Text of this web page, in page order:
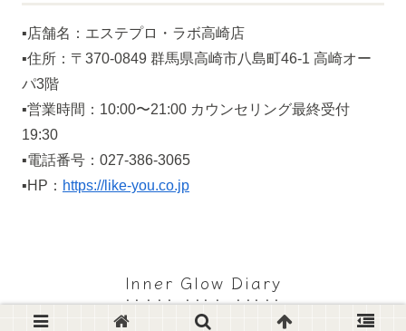
▪️店舗名：エステプロ・ラボ高崎店
▪️住所：〒370-0849 群馬県高崎市八島町46-1 高崎オー
パ3階
▪️営業時間：10:00〜21:00 カウンセリング最終受付
19:30
▪️電話番号：027-386-3065
▪️HP： https://like-you.co.jp
Inner Glow Diary
© 2024 Inner Glow Diary.